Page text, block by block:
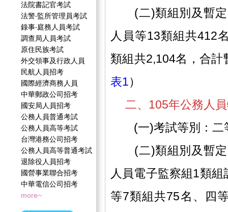
法院書記官考試
法警‧監所管理員考試
錄事‧庭務人員考試
調查局人員考試
原住民族考試
外交領事及行政人員
民航人員招考
國際經濟商務人員
中華郵政公司招考
國安局人員招考
公務人員普通考試
公務人員高等考試
台灣港務公司招考
公務人員高等普通考試
退除役人員招考
國營事業聯合招考
中華電信公司招考
more~
(二)類組別及暫定
人員等13類組共412
類組共2,104名，合
表1）
二、105年公務人
(一)考試等別：二
(二)類組別及暫定
人員電子監察組1類
等7類組共75名、四